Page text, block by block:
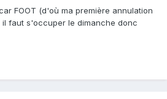
FOOT (d'où ma première annulation
faut s'occuper le dimanche donc